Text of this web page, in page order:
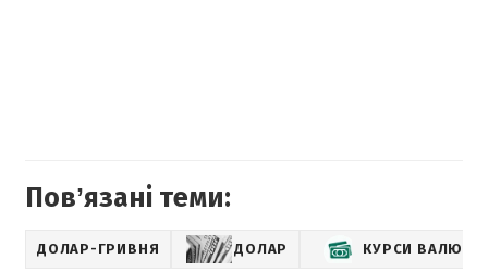
Повʼязані теми:
ДОЛАР-ГРИВНЯ ДОЛАР КУРСИ ВАЛЮТ